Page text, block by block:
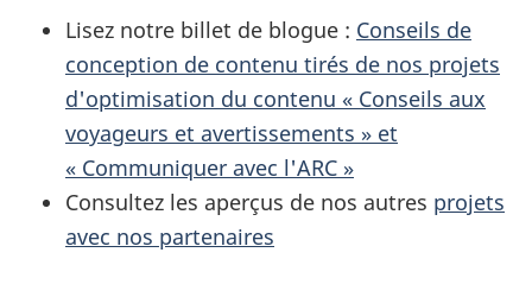
Lisez notre billet de blogue : Conseils de
conception de contenu tirés de nos projets
d'optimisation du contenu « Conseils aux
voyageurs et avertissements » et
« Communiquer avec l'ARC »
Consultez les aperçus de nos autres projets
avec nos partenaires